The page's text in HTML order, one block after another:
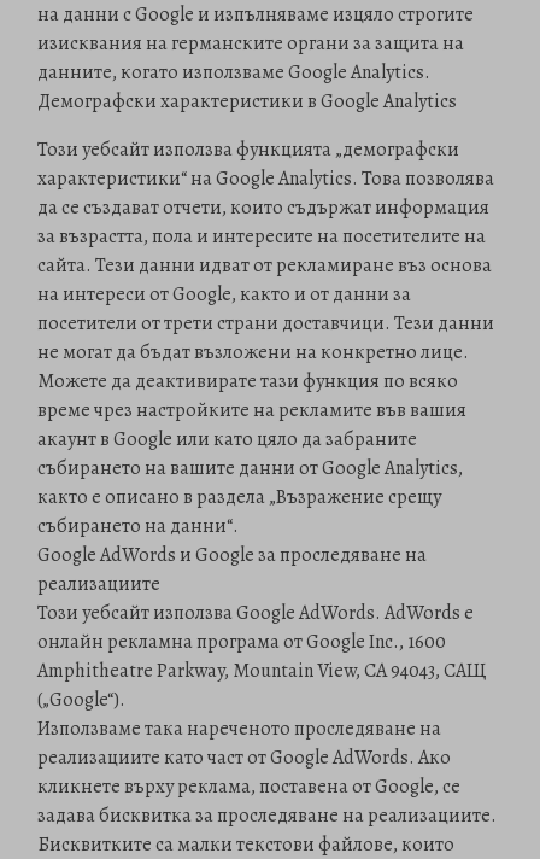
на данни с Google и изпълняваме изцяло строгите
изисквания на германските органи за защита на
данните, когато използваме Google Analytics.
Демографски характеристики в Google Analytics
Този уебсайт използва функцията „демографски
характеристики“ на Google Analytics. Това позволява
да се създават отчети, които съдържат информация
за възрастта, пола и интересите на посетителите на
сайта. Тези данни идват от рекламиране въз основа
на интереси от Google, както и от данни за
посетители от трети страни доставчици. Тези данни
не могат да бъдат възложени на конкретно лице.
Можете да деактивирате тази функция по всяко
време чрез настройките на рекламите във вашия
акаунт в Google или като цяло да забраните
събирането на вашите данни от Google Analytics,
както е описано в раздела „Възражение срещу
събирането на данни“.
Google AdWords и Google за проследяване на
реализациите
Този уебсайт използва Google AdWords. AdWords е
онлайн рекламна програма от Google Inc., 1600
Amphitheatre Parkway, Mountain View, CA 94043, САЩ
(„Google“).
Използваме така нареченото проследяване на
реализациите като част от Google AdWords. Ако
кликнете върху реклама, поставена от Google, се
задава бисквитка за проследяване на реализациите.
Бисквитките са малки текстови файлове, които